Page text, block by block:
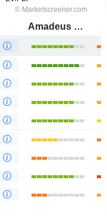
Amadeus FiRe AG